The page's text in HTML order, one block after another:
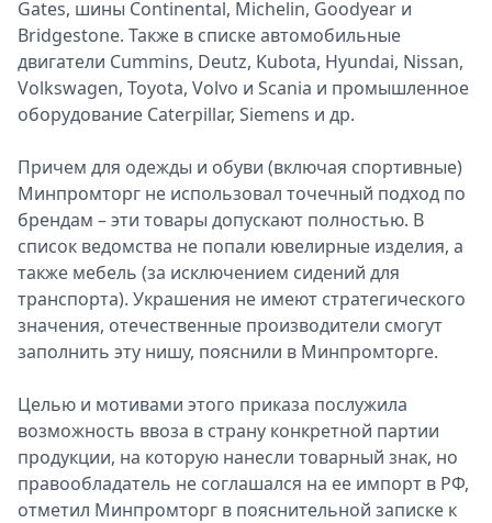
Gates, шины Continental, Michelin, Goodyear и
Bridgestone. Также в списке автомобильные
двигатели Cummins, Deutz, Kubota, Hyundai, Nissan,
Volkswagen, Toyota, Volvo и Scania и промышленное
оборудование Caterpillar, Siemens и др.
Причем для одежды и обуви (включая спортивные)
Минпромторг не использовал точечный подход по
брендам – эти товары допускают полностью. В
список ведомства не попали ювелирные изделия, а
также мебель (за исключением сидений для
транспорта). Украшения не имеют стратегического
значения, отечественные производители смогут
заполнить эту нишу, пояснили в Минпромторге.
Целью и мотивами этого приказа послужила
возможность ввоза в страну конкретной партии
продукции, на которую нанесли товарный знак, но
правообладатель не соглашался на ее импорт в РФ,
отметил Минпромторг в пояснительной записке к